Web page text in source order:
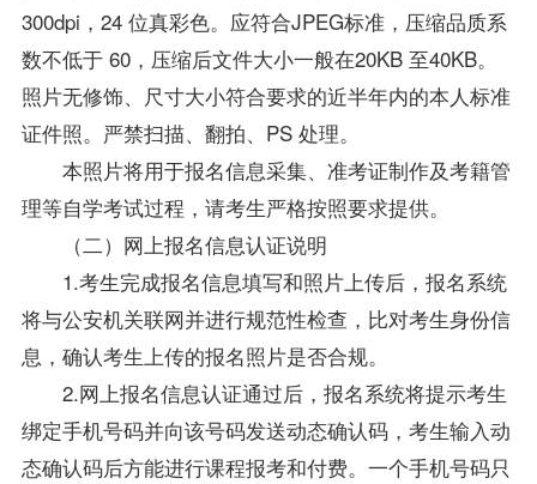
300dpi，24 位真彩色。应符合JPEG标准，压缩品质系
数不低于 60，压缩后文件大小一般在20KB 至40KB。
照片无修饰、尺寸大小符合要求的近半年内的本人标准
证件照。严禁扫描、翻拍、PS 处理。
本照片将用于报名信息采集、准考证制作及考籍管
理等自学考试过程，请考生严格按照要求提供。
（二）网上报名信息认证说明
1.考生完成报名信息填写和照片上传后，报名系统
将与公安机关联网并进行规范性检查，比对考生身份信
息，确认考生上传的报名照片是否合规。
2.网上报名信息认证通过后，报名系统将提示考生
绑定手机号码并向该号码发送动态确认码，考生输入动
态确认码后方能进行课程报考和付费。一个手机号码只